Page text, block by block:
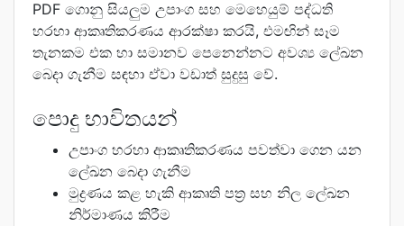
PDF ගොනු සියලුම උපාංග සහ මෙහෙයුම් පද්ධති
හරහා ආකෘතිකරණය ආරක්ෂා කරයි, එමඟින් සෑම
තැනකම එක හා සමානව පෙනෙන්නට අවශ්‍ය ලේඛන
බෙදා ගැනීම සඳහා ඒවා වඩාත් සුදුසු වේ.
පොදු භාවිතයන්
උපාංග හරහා ආකෘතිකරණය පවත්වා ගෙන යන
ලේඛන බෙදා ගැනීම
මුද්‍රණය කළ හැකි ආකෘති පත්‍ර සහ නිල ලේඛන
නිර්මාණය කිරීම